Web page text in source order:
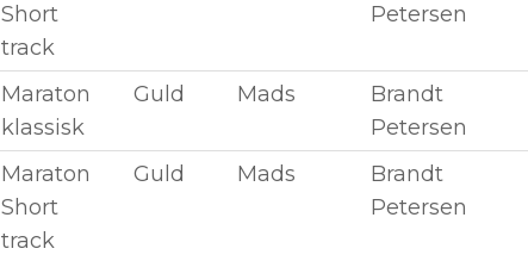
Short
track
Petersen
Maraton
klassisk
Guld Mads
Brandt
Petersen
Maraton
Short
track
Guld Mads
Brandt
Petersen